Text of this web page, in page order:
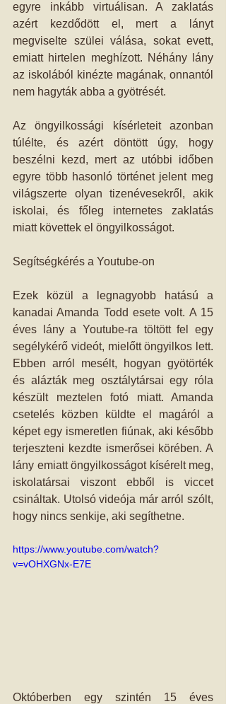
egyre inkább virtuálisan. A zaklatás
azért kezdődött el, mert a lányt
megviselte szülei válása, sokat evett,
emiatt hirtelen meghízott. Néhány lány
az iskolából kinézte magának, onnantól
nem hagyták abba a gyötrését.
Az öngyilkossági kísérleteit azonban
túlélte, és azért döntött úgy, hogy
beszélni kezd, mert az utóbbi időben
egyre több hasonló történet jelent meg
világszerte olyan tizenévesekről, akik
iskolai, és főleg internetes zaklatás
miatt követtek el öngyilkosságot.
Segítségkérés a Youtube-on
Ezek közül a legnagyobb hatású a
kanadai Amanda Todd esete volt. A 15
éves lány a Youtube-ra töltött fel egy
segélykérő videót, mielőtt öngyilkos lett.
Ebben arról mesélt, hogyan gyötörték
és alázták meg osztálytársai egy róla
készült meztelen fotó miatt. Amanda
csetelés közben küldte el magáról a
képet egy ismeretlen fiúnak, aki később
terjeszteni kezdte ismerősei körében. A
lány emiatt öngyilkosságot kísérelt meg,
iskolatársai viszont ebből is viccet
csináltak. Utolsó videója már arról szólt,
hogy nincs senkije, aki segíthetne.
https://www.youtube.com/watch?
v=vOHXGNx-E7E
Októberben egy szintén 15 éves